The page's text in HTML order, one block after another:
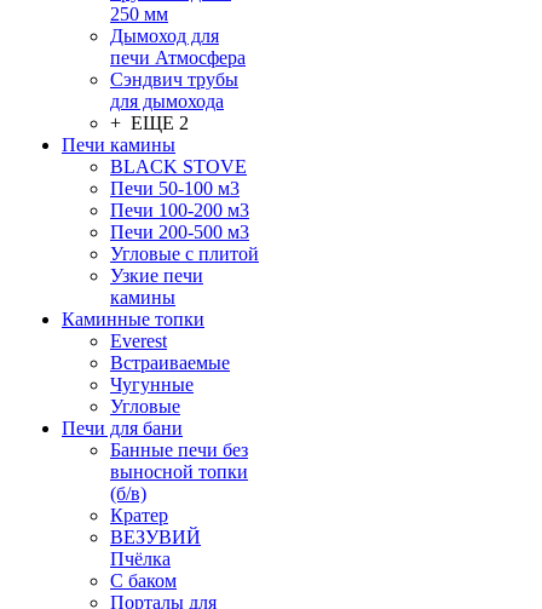
250 мм
Дымоход для
печи Атмосфера
Сэндвич трубы
для дымохода
+ ЕЩЕ 2
Печи камины
BLACK STOVE
Печи 50-100 м3
Печи 100-200 м3
Печи 200-500 м3
Угловые с плитой
Узкие печи
камины
Каминные топки
Everest
Встраиваемые
Чугунные
Угловые
Печи для бани
Банные печи без
выносной топки
(б/в)
Кратер
ВЕЗУВИЙ
Пчёлка
С баком
Порталы для